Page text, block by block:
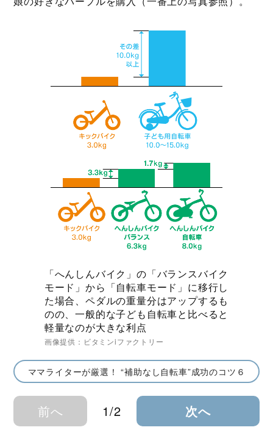
「へんしんバイク」の「バランスバイク
モード」から「自転車モード」に移行し
た場合、ペダルの重量分はアップするも
のの、一般的な子ども自転車と比べると
軽量なのが大きな利点
画像提供：ビタミンiファクトリー
ママライターが厳選！ “補助なし自転車”成功のコツ６
前へ 1/2 次へ